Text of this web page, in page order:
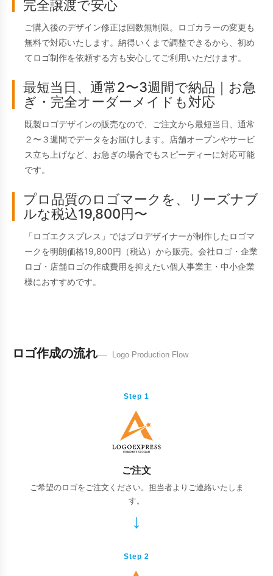
完全譲渡で安心
ご購入後のデザイン修正は回数無制限。ロゴカラーの変更も
無料で対応いたします。納得いくまで調整できるから、初め
てロゴ制作を依頼する方も安心してご利用いただけます。
最短当日、通常2〜3週間で納品｜お急
ぎ・完全オーダーメイドも対応
既製ロゴデザインの販売なので、ご注文から最短当日、通常
２〜３週間でデータをお届けします。店舗オープンやサービ
ス立ち上げなど、お急ぎの場合でもスピーディーに対応可能
です。
プロ品質のロゴマークを、リーズナブ
ルな税込19,800円〜
「ロゴエクスプレス」ではプロデザイナーが制作したロゴマ
ークを明朗価格19,800円（税込）から販売。会社ロゴ・企業
ロゴ・店舗ロゴの作成費用を抑えたい個人事業主・中小企業
様におすすめです。
ロゴ作成の流れ Logo Production Flow
Step 1
ご注文
ご希望のロゴをご注文ください。担当者よりご連絡いたしま
す。
Step 2